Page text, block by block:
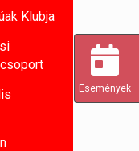
Klubja
Események